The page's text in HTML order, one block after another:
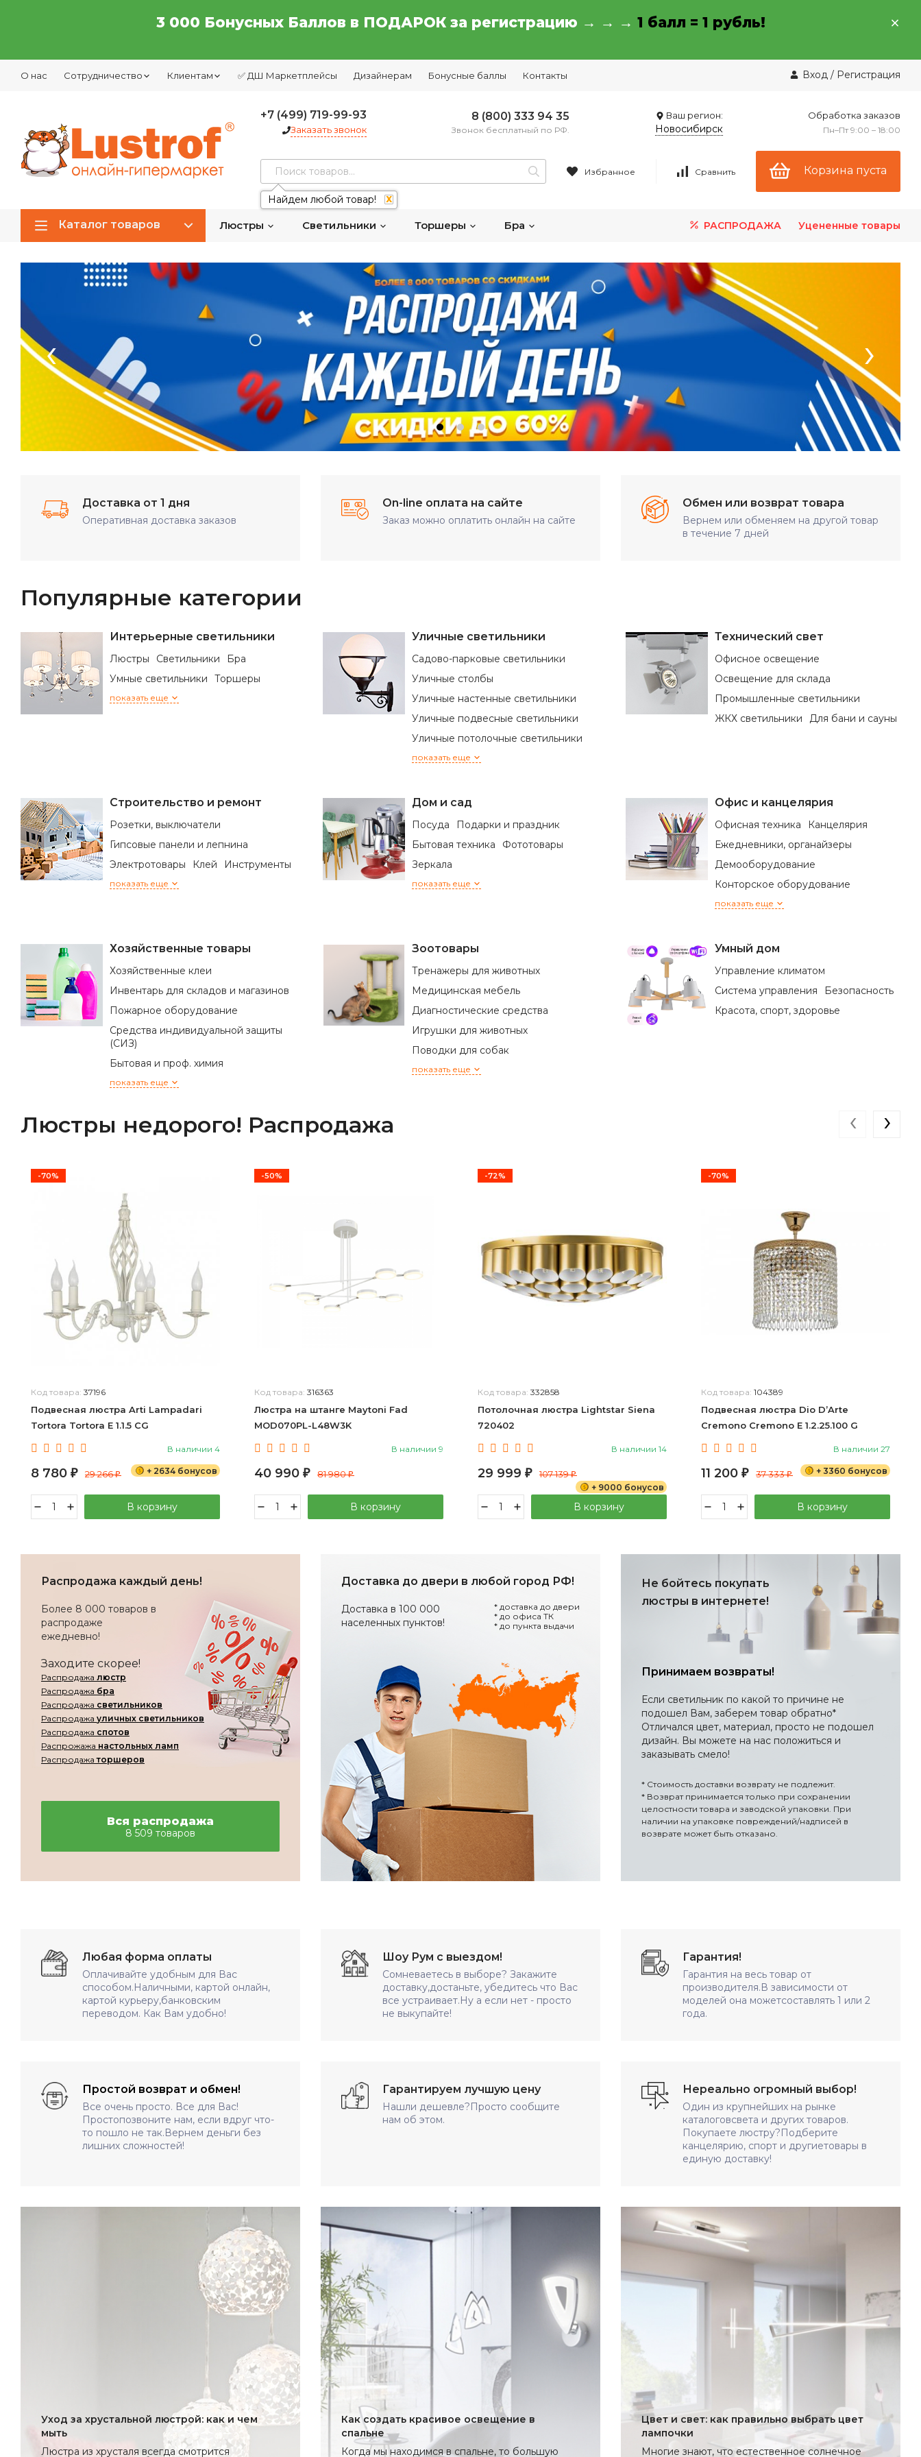
3 000 Бонусных Баллов в ПОДАРОК за регистрацию → → → 1 балл = 1 рубль!
О нас Сотрудничество Клиентам ✅ ДШ Маркетплейсы Дизайнерам Бонусные баллы Контакты Вход / Регистрация
+7 (499) 719-99-93
Заказать звонок
8 (800) 333 94 35
Звонок бесплатный по РФ.
Ваш регион:
Новосибирск
Обработка заказов
Пн–Пт 9:00 – 18:00
Найдем любой товар! X
Избранное Сравнить Корзина пуста
Каталог товаров Люстры Светильники Торшеры Бра РАСПРОДАЖА Уцененные товары
‹ ›
Доставка от 1 дня
Оперативная доставка заказов
On-line оплата на сайте
Заказ можно оплатить онлайн на сайте
Обмен или возврат товара
Вернем или обменяем на другой товар
в течение 7 дней
Популярные категории
Интерьерные светильники
Люстры Светильники
Бра
Умные светильники
Торшеры
показать еще
Уличные светильники
Садово-парковые светильники
Уличные столбы
Уличные настенные светильники
Уличные подвесные светильники
Уличные потолочные светильники
показать еще
Технический свет
Офисное освещение
Освещение для склада
Промышленные светильники
ЖКХ светильники
Для бани и сауны
Строительство и ремонт
Розетки, выключатели
Гипсовые панели и лепнина
Электротовары
Клей Инструменты
показать еще
Дом и сад
Посуда
Подарки и праздник
Бытовая техника
Фототовары
Зеркала
показать еще
Офис и канцелярия
Офисная техника
Канцелярия
Ежедневники, органайзеры
Демооборудование
Конторское оборудование
показать еще
Хозяйственные товары
Хозяйственные клеи
Инвентарь для складов и магазинов
Пожарное оборудование
Средства индивидуальной защиты
(СИЗ)
Бытовая и проф. химия
показать еще
Зоотовары
Тренажеры для животных
Медицинская мебель
Диагностические средства
Игрушки для животных
Поводки для собак
показать еще
Умный дом
Управление климатом
Система управления
Безопасность
Красота, спорт, здоровье
Люстры недорого! Распродажа
-70%
Код товара: 37196
Подвесная люстра Arti Lampadari
Tortora Tortora E 1.1.5 CG
В наличии 4
8 780 ₽ 29 266₽ + 2634 бонусов
В корзину
-50%
Код товара: 316363
Люстра на штанге Maytoni Fad
MOD070PL-L48W3K
В наличии 9
40 990 ₽ 81 980₽
В корзину
-72%
Код товара: 332858
Потолочная люстра Lightstar Siena
720402
В наличии 14
29 999 ₽ 107 139₽
+ 9000 бонусов
В корзину
-70%
Код товара: 104389
Подвесная люстра Dio D’Arte
Cremono Cremono E 1.2.25.100 G
В наличии 27
11 200 ₽ 37 333₽ + 3360 бонусов
В корзину
‹ ›
Распродажа каждый день!
Более 8 000 товаров в
распродаже
ежедневно!
Заходите скорее!
Распродажа люстр
Распродажа бра
Распродажа светильников
Распродажа уличных светильников
Распродажа спотов
Распрожажа настольных ламп
Распродажаторшеров
Вся распродажа
8 509 товаров
Доставка до двери в любой город РФ!
Доставка в 100 000
населенных пунктов!
* доставка до двери
* до офиса ТК
* до пункта выдачи
Не бойтесь покупать
люстры в интернете!
Принимаем возвраты!
Если светильник по какой то причине не
подошел Вам, заберем товар обратно*
Отличался цвет, материал, просто не подошел
дизайн. Вы можете на нас положиться и
заказывать смело!
* Стоимость доставки возврату не подлежит.
* Возврат принимается только при сохранении
целостности товара и заводской упаковки. При
наличии на упаковке повреждений/надписей в
возврате может быть отказано.
Любая форма оплаты
Оплачивайте удобным для Вас
способом.Наличными, картой онлайн,
картой курьеру,банковским
переводом. Как Вам удобно!
Шоу Рум с выездом!
Сомневаетесь в выборе? Закажите
доставку,достаньте, убедитесь что Вас
все устраивает.Ну а если нет - просто
не выкупайте!
Гарантия!
Гарантия на весь товар от
производителя.В зависимости от
моделей она можетсоставлять 1 или 2
года.
Простой возврат и обмен!
Все очень просто. Все для Вас!
Простопозвоните нам, если вдруг что-
то пошло не так.Вернем деньги без
лишних сложностей!
Гарантируем лучшую цену
Нашли дешевле?Просто сообщите
нам об этом.
Нереально огромный выбор!
Один из крупнейших на рынке
каталоговсвета и других товаров.
Покупаете люстру?Подберите
канцелярию, спорт и другиетовары в
единую доставку!
Уход за хрустальной люстрой: как и чем
мыть
Люстра из хрусталя всегда смотрится
Как создать красивое освещение в
спальне
Когда мы находимся в спальне, то большую
Цвет и свет: как правильно выбрать цвет
лампочки
Многие знают, что естественное солнечное